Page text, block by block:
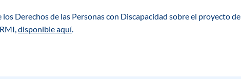
Derechos de las Personas con Discapacidad sobre el proyecto de
disponible aquí.